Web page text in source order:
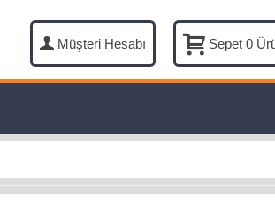
Müşteri Hesabı Sepet 0